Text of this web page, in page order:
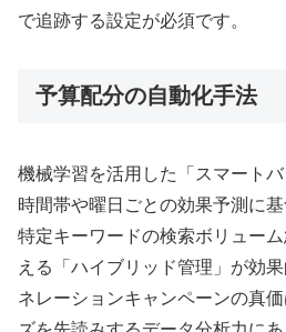
で追跡する設定が必須です。
予算配分の自動化手法
機械学習を活用した「スマートバ
時間帯や曜日ごとの効果予測に
特定キーワードの検索ボリュー
える「ハイブリッド管理」が効果
ネレーションキャンペーンの真